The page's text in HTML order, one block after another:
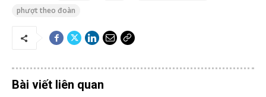
phượt theo đoàn
Bài viết liên quan